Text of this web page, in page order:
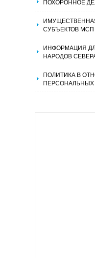
ПОХОРОННОЕ
СУБЪЕКТОВ
ИНФОРМАЦИЯ
НАРОДОВ
ПОЛИТИКА В